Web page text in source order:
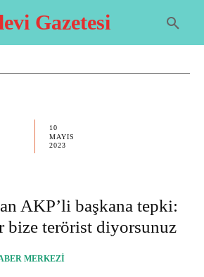
Gazetesi
10
MAYIS
2023
AKP’li başkana tepki:
bize terörist diyorsunuz
MERKEZI